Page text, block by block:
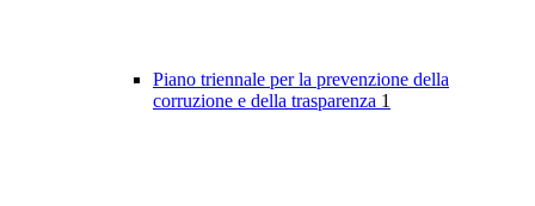
Piano triennale per la prevenzione della
corruzione e della trasparenza 1